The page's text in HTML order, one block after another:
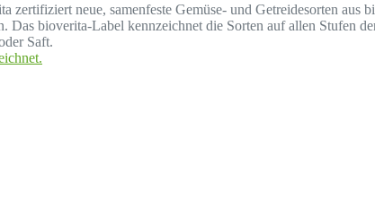
neue, samenfeste Gemüse- und Getreidesorten aus
Das bioverita-Label kennzeichnet die Sorten auf allen Stufen
Saft.